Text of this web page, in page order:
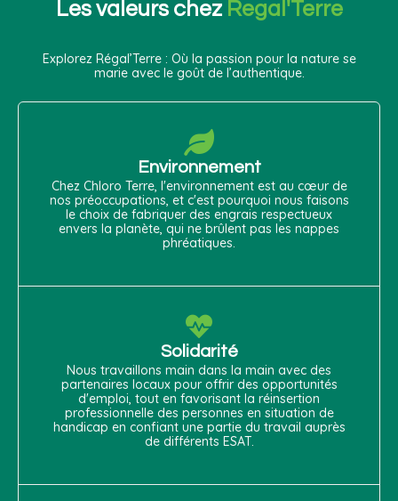
Les valeurs chez Regal'Terre
Explorez Régal’Terre : Où la passion pour la nature se
marie avec le goût de l’authentique.
Environnement
Chez Chloro Terre, l'environnement est au cœur de
nos préoccupations, et c'est pourquoi nous faisons
le choix de fabriquer des engrais respectueux
envers la planète, qui ne brûlent pas les nappes
phréatiques.
Solidarité
Nous travaillons main dans la main avec des
partenaires locaux pour offrir des opportunités
d'emploi, tout en favorisant la réinsertion
professionnelle des personnes en situation de
handicap en confiant une partie du travail auprès
de différents ESAT.